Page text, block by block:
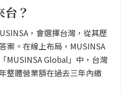
？
，會選擇台灣，從其歷
案。在線上布局，MUSINSA
MUSINSA Global」中，台灣
整體營業額在過去三年內繳